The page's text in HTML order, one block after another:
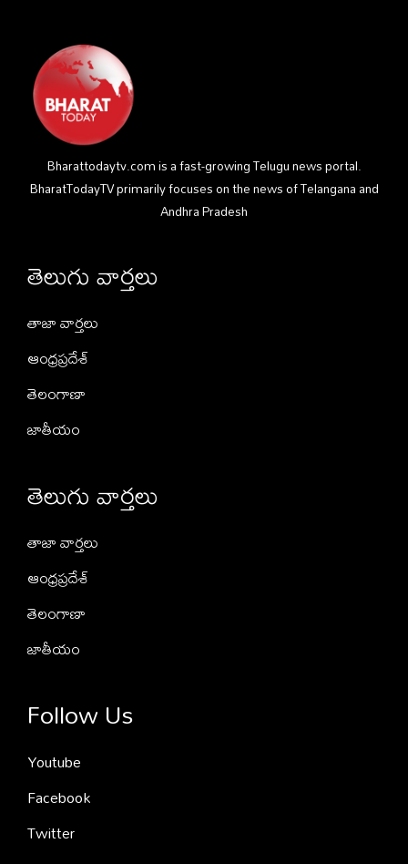
Bharattodaytv.com is a fast-growing Telugu news portal.
BharatTodayTV primarily focuses on the news of Telangana and
Andhra Pradesh
తెలుగు వార్తలు
తాజా వార్తలు
ఆంధ్రప్రదేశ్
తెలంగాణా
జాతీయం
తెలుగు వార్తలు
తాజా వార్తలు
ఆంధ్రప్రదేశ్
తెలంగాణా
జాతీయం
Follow Us
Youtube
Facebook
Twitter